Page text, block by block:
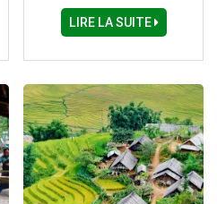
Luc Yen – Thac Ba
LIRE LA SUITE